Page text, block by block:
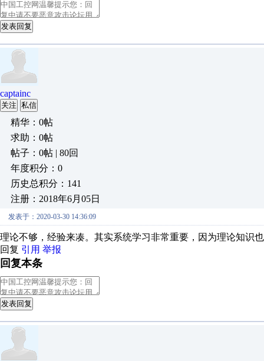
发表回复
captainc
关注 私信
精华：0帖
求助：0帖
帖子：0帖 | 80回
年度积分：0
历史总积分：141
注册：2018年6月05日
发表于：2020-03-30 14:36:09
理论不够，经验来凑。其实系统学习非常重要，因为理论知识
回复 引用 举报
回复本条
发表回复